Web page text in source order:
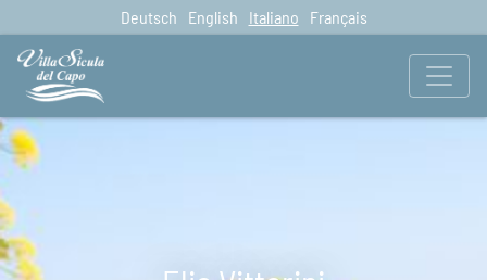
Deutsch English Italiano Français